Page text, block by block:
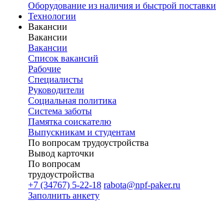
Оборудование из наличия и быстрой поставки
Технологии
Вакансии
Вакансии
Вакансии
Список вакансий
Рабочие
Специалисты
Руководители
Cоциальная политика
Система заботы
Памятка соискателю
Выпускникам и студентам
По вопросам трудоустройства
Вывод карточки
По вопросам
трудоустройства
+7 (34767) 5-22-18 rabota@npf-paker.ru
Заполнить анкету